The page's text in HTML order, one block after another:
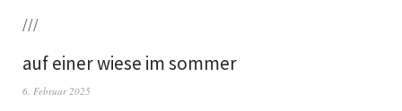
///
auf einer wiese im sommer
6. Februar 2025